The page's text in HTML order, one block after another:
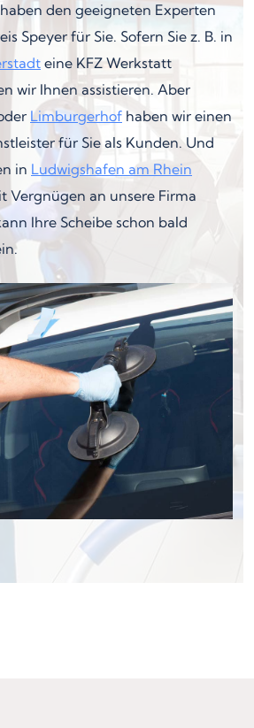
den geeigneten Experten
Speyer für Sie. Sofern Sie z. B. in
eine KFZ Werkstatt
wir Ihnen assistieren. Aber
Limburgerhof haben wir einen
für Sie als Kunden. Und
in Ludwigshafen am Rhein
Vergnügen an unsere Firma
Ihre Scheibe schon bald